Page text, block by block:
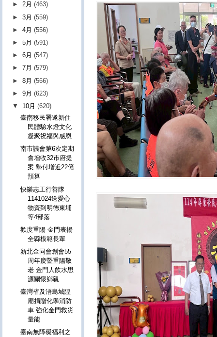
►2月(463)
►3月(559)
►4月(556)
►5月(591)
►6月(547)
►7月(579)
►8月(566)
►9月(623)
▼ 10月(620)
臺南移民署邀新住
民體驗水燈文化
凝聚祝福與感恩
南市議會第6次定期
會增收32市府提
案 墊付增近22億
預算
快樂志工行善隊
1141024送愛心
物資到明德東埔
等4部落
歡度重陽 金門表揚
全縣模範長輩
新北金同會創會55
周年慶暨重陽敬
老 金門人飲水思
源關懷鄉親
臺灣省及浯島城隍
廟捐贈化學消防
車 強化金門救災
量能
臺南無障礙福利之